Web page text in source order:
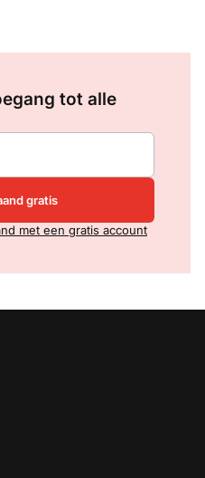
tot alle
gratis
met een gratis account